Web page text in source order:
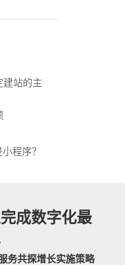
建站的主
程序？
成数字化最
务共探增长实施策略